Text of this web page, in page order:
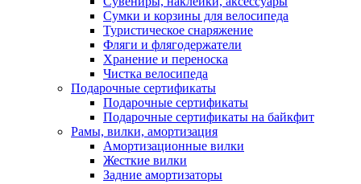
Сумки и корзины для велосипеда
Туристическое снаряжение
Фляги и флягодержатели
Хранение и переноска
Чистка велосипеда
Подарочные сертификаты
Подарочные сертификаты
Подарочные сертификаты на байкфит
Рамы, вилки, амортизация
Амортизационные вилки
Жесткие вилки
Задние амортизаторы